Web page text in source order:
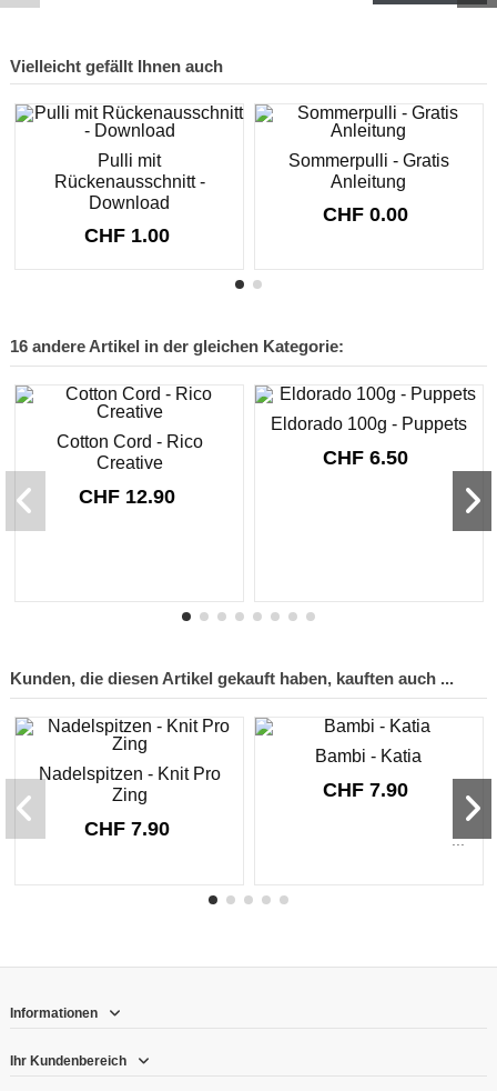
Vielleicht gefällt Ihnen auch
Pulli mit
Rückenausschnitt -
Download
CHF 1.00
Sommerpulli - Gratis
Anleitung
CHF 0.00
16 andere Artikel in der gleichen Kategorie:
Cotton Cord - Rico
Creative
CHF 12.90
Eldorado 100g - Puppets
CHF 6.50
Kunden, die diesen Artikel gekauft haben, kauften auch ...
Nadelspitzen - Knit Pro
Zing
CHF 7.90
Bambi - Katia
CHF 7.90
...
Informationen
Ihr Kundenbereich